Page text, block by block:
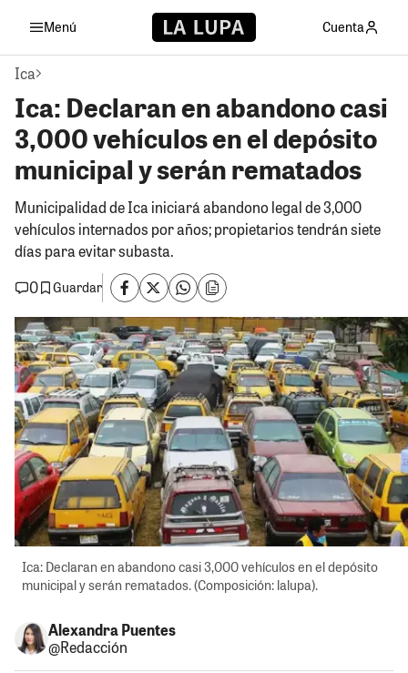
Menú Cuenta
Ica
Ica: Declaran en abandono casi
3,000 vehículos en el depósito
municipal y serán rematados
Municipalidad de Ica iniciará abandono legal de 3,000
vehículos internados por años; propietarios tendrán siete
días para evitar subasta.
0
Guardar
Ica: Declaran en abandono casi 3,000 vehículos en el depósito
municipal y serán rematados. (Composición: lalupa).
Alexandra Puentes
@Redacción